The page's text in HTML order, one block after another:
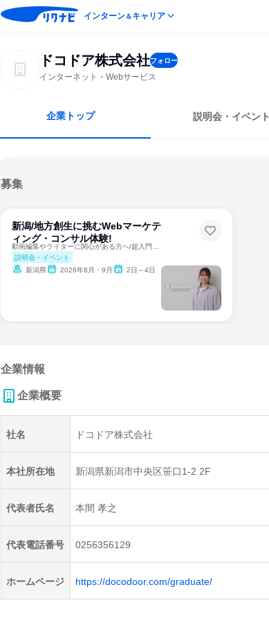
インターン＆キャリア
ドコドア株式会社フォロー
インターネット・Webサービス
企業トップ 説明会・イベント
募集
新潟/地方創生に挑むWebマーケテ
ィング・コンサル体験!
説明会・イベント
新潟県
2026年8月・9月 2日～4日
企業情報
企業概要
社名 ドコドア株式会社
本社所在地 新潟県新潟市中央区笹口1-2 2F
代表者氏名 本間 孝之
代表電話番号 0256356129
ホームページ https://docodoor.com/graduate/